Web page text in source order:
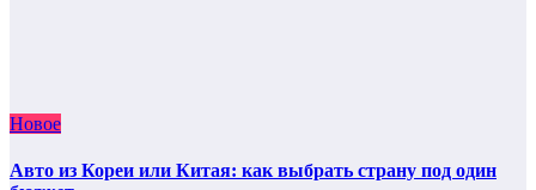
Новое
Авто из Кореи или Китая: как выбрать страну под один